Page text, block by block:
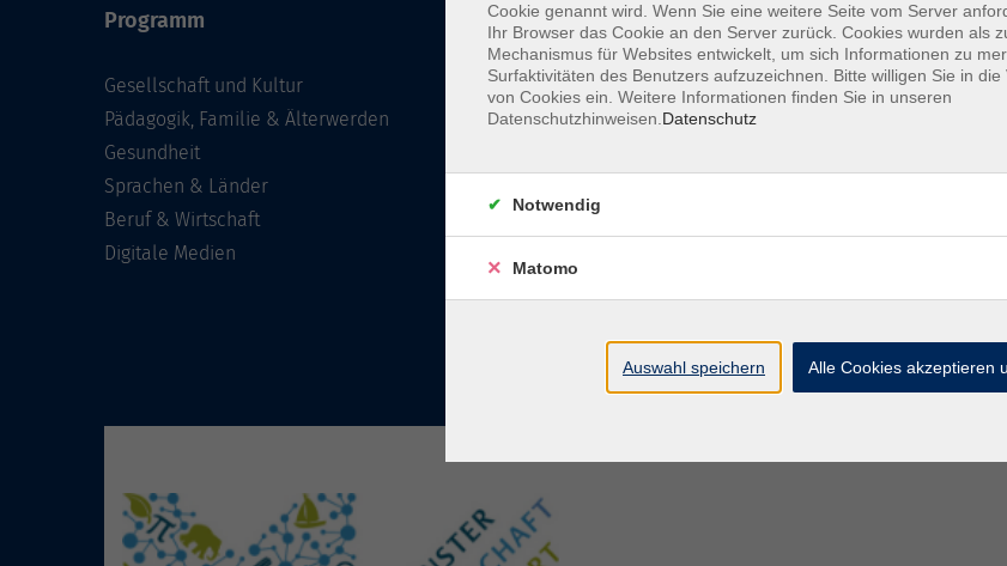
Programm
Gesellschaft und Kultur
Pädagogik, Familie & Älterwerden
Gesundheit
Sprachen & Länder
Beruf & Wirtschaft
Digitale Medien
Volkshochschule Münster
Aegidiistraße 70
48143 Münster
vhs@stadt-muenster.de
Lage im Stadtplan
Cookie genannt wird. Wenn Sie eine weitere Seite vom Server
Ihr Browser das Cookie an den Server zurück. Cookies wurden als
Mechanismus für Websites entwickelt, um sich Informationen zu
Surfaktivitäten des Benutzers aufzuzeichnen. Bitte willigen Sie in die
von Cookies ein. Weitere Informationen finden Sie in unseren
Datenschutzhinweisen. Datenschutz
Notwendig
Matomo
Auswahl speichern Alle Cookies akzeptieren